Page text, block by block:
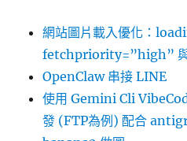
網站圖片載入優化：
fetchpriority=”high” 與
OpenClaw 串接 LINE
使用 Gemini Cli
發 (FTP為例) 配合